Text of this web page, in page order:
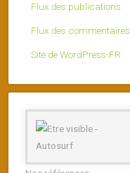
Flux des publications
Flux des commentaires
Site de WordPress-FR